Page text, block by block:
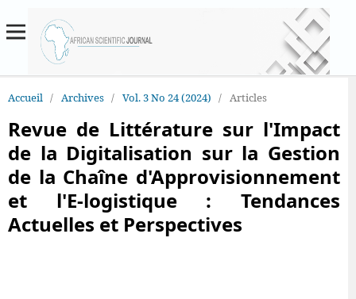
Accueil / Archives / Vol. 3 No 24 (2024) / Articles
Revue de Littérature sur l'Impact
de la Digitalisation sur la Gestion
de la Chaîne d'Approvisionnement
et l'E-logistique : Tendances
Actuelles et Perspectives